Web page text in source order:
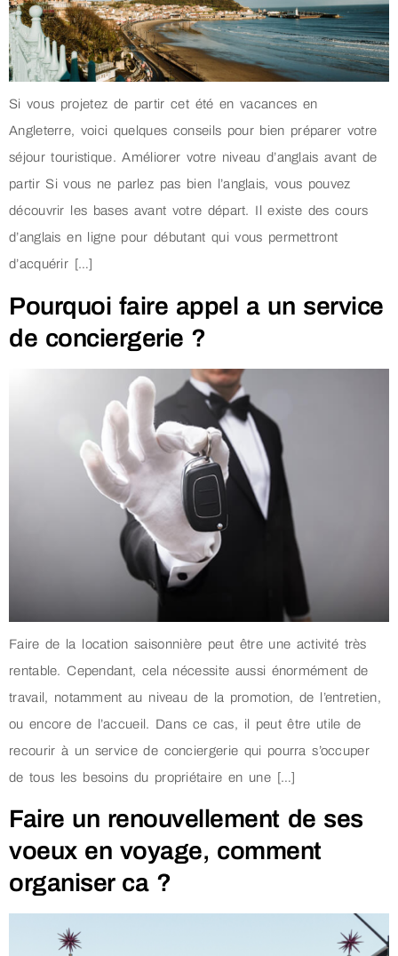
Si vous projetez de partir cet été en vacances en
Angleterre, voici quelques conseils pour bien préparer votre
séjour touristique. Améliorer votre niveau d’anglais avant de
partir Si vous ne parlez pas bien l’anglais, vous pouvez
découvrir les bases avant votre départ. Il existe des cours
d’anglais en ligne pour débutant qui vous permettront
d’acquérir […]
Pourquoi faire appel a un service
de conciergerie ?
Faire de la location saisonnière peut être une activité très
rentable. Cependant, cela nécessite aussi énormément de
travail, notamment au niveau de la promotion, de l’entretien,
ou encore de l’accueil. Dans ce cas, il peut être utile de
recourir à un service de conciergerie qui pourra s’occuper
de tous les besoins du propriétaire en une […]
Faire un renouvellement de ses
voeux en voyage, comment
organiser ca ?